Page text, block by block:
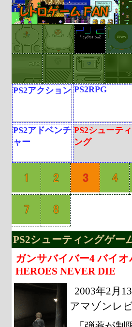
PS2アクション PS2RPG
PS2アドベンチ
ャー
PS2シューティ
ング
PS2シューティングゲー
ガンサバイバー4 バイオ
HEROES NEVER DIE
2003年2月
アマゾンレ